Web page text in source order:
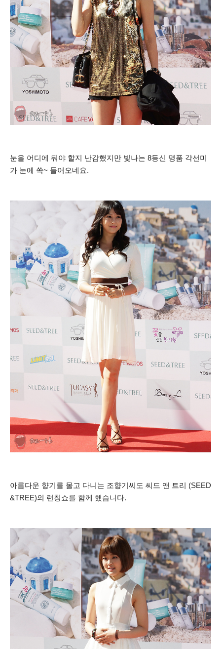
눈을 어디에 둬야 할지 난감했지만 빛나는 8등신 명품 각선미
가 눈에 쏙~ 들어오네요.
아름다운 향기를 몰고 다니는 조향기씨도 씨드 앤 트리 (SEED
&TREE)의 런칭쇼를 함께 했습니다.